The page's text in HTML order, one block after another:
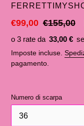
VENDITORE
Prezzo
scontato
€99,00 Prezzo
di
listino
€155,00
33,00 €
Imposte incluse.
pagamento.
Numero di scarpa